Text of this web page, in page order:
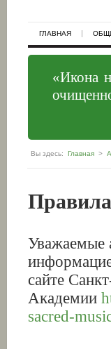
ГЛАВНАЯ
«Икона
Вы здесь: Главная >
Уважаемые
сайте
Академии
sacred-